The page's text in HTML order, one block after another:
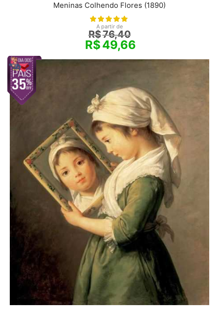
Meninas Colhendo Flores (1890)
A partir de
R$76,40
R$49,66